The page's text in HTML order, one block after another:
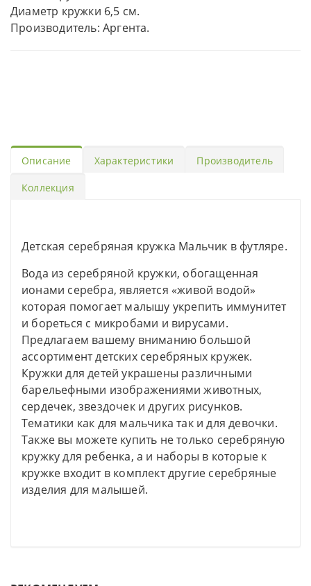
Диаметр кружки 6,5 см.
Производитель: Аргента.
Описание Характеристики Производитель
Коллекция
Детская серебряная кружка Мальчик в футляре.
Вода из серебряной кружки, обогащенная
ионами серебра, является «живой водой»
которая помогает малышу укрепить иммунитет
и бореться с микробами и вирусами.
Предлагаем вашему вниманию большой
ассортимент детских серебряных кружек.
Кружки для детей украшены различными
барельефными изображениями животных,
сердечек, звездочек и других рисунков.
Тематики как для мальчика так и для девочки.
Также вы можете купить не только серебряную
кружку для ребенка, а и наборы в которые к
кружке входит в комплект другие серебряные
изделия для малышей.